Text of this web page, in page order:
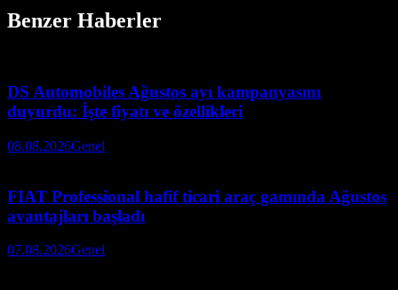
Benzer Haberler
DS Automobiles Ağustos ayı kampanyasını
duyurdu: İşte fiyatı ve özellikleri
08.08.2026Genel
FIAT Professional hafif ticari araç gamında Ağustos
avantajları başladı
07.08.2026Genel